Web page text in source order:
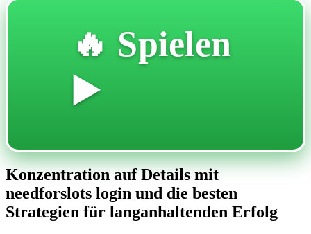
🔥 Spielen
▶️
Konzentration auf Details mit
needforslots login und die besten
Strategien für langanhaltenden Erfolg